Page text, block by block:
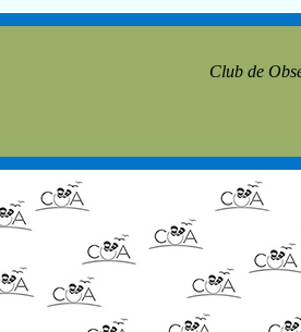
Club de